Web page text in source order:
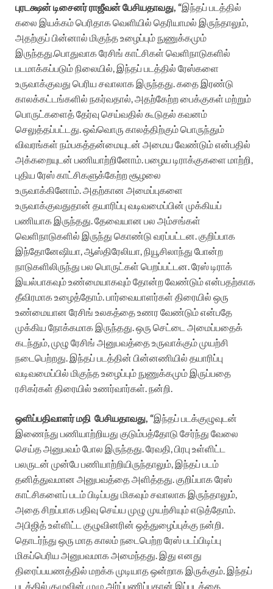
புரடக்ஷன் டிசைனர் ராஜீவன் பேசியதாவது, “இந்தப் படத்தில்
கலை இயக்கம் பெரிதாக வெளியில் தெரியாமல் இருந்தாலும்,
அதற்குப் பின்னால் மிகுந்த உழைப்பும் நுணுக்கமும்
இருந்தது.பொதுவாக ரேசிங் காட்சிகள் வெளிநாடுகளில்
படமாக்கப்படும் நிலையில், இந்தப் படத்தில் ரேஸ்களை
உருவாக்குவது பெரிய சவாலாக இருந்தது. கதை இரண்டு
காலக்கட்டங்களில் நகர்வதால், அதற்கேற்ற பைக்குகள் மற்றும்
பொருட்களைத் தேர்வு செய்வதில் கூடுதல் கவனம்
செலுத்தப்பட்டது. ஒவ்வொரு காலத்திற்கும் பொருந்தும்
விவரங்கள் நம்பகத்தன்மையுடன் அமைய வேண்டும் என்பதில்
அக்கறையுடன் பணியாற்றினோம். பழைய டிராக்குகளை மாற்றி,
புதிய ரேஸ் காட்சிகளுக்கேற்ற சூழலை
உருவாக்கினோம். அதற்கான அமைப்புகளை
உருவாக்குவதுதான் தயாரிப்பு வடிவமைப்பின் முக்கியப்
பணியாக இருந்தது. தேவையான பல அம்சங்கள்
வெளிநாடுகளில் இருந்து கொண்டு வரப்பட்டன. குறிப்பாக
இந்தோனேஷியா, ஆஸ்திரேலியா, நியூசிலாந்து போன்ற
நாடுகளிலிருந்து பல பொருட்கள் பெறப்பட்டன. ரேஸ் டிராக்
இயல்பாகவும் உண்மையாகவும் தோன்ற வேண்டும் என்பதற்காக
தீவிரமாக உழைத்தோம். பார்வையாளர்கள் திரையில் ஒரு
உண்மையான ரேசிங் உலகத்தை உணர வேண்டும் என்பதே
முக்கிய நோக்கமாக இருந்தது. ஒரு செட்டை அமைப்பதைக்
கடந்தும், முழு ரேசிங் அனுபவத்தை உருவாக்கும் முயற்சி
நடைபெற்றது. இந்தப் படத்தின் பின்னணியில் தயாரிப்பு
வடிவமைப்பில் மிகுந்த உழைப்பும் நுணுக்கமும் இருப்பதை
ரசிகர்கள் திரையில் உணர்வார்கள். நன்றி.
ஒளிப்பதிவாளர் மதி பேசியதாவது, “இந்தப் படக்குழுவுடன்
இணைந்து பணியாற்றியது குடும்பத்தோடு சேர்ந்து வேலை
செய்த அனுபவம் போல இருந்தது. ரேவதி, பிரபு உள்ளிட்ட
பலருடன் முன்பே பணியாற்றியிருந்தாலும், இந்தப் படம்
தனித்துவமான அனுபவத்தை அளித்தது. குறிப்பாக ரேஸ்
காட்சிகளைப் படம் பிடிப்பது மிகவும் சவாலாக இருந்தாலும்,
அதை சிறப்பாக பதிவு செய்ய முழு முயற்சியும் எடுத்தோம்.
அபிஜித் உள்ளிட்ட குழுவினரின் ஒத்துழைப்புக்கு நன்றி.
தொடர்ந்து ஒரு மாத காலம் நடைபெற்ற ரேஸ் படப்பிடிப்பு
மிகப்பெரிய அனுபவமாக அமைந்தது. இது எனது
திரைப்பயணத்தில் மறக்க முடியாத ஒன்றாக இருக்கும். இந்தப்
படத்தில் குழுவின் முழு அர்ப்பணிப்புதான் இப்படத்தை